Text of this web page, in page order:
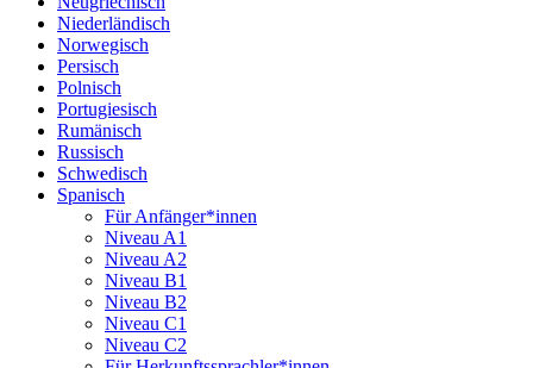
Niederländisch
Norwegisch
Persisch
Polnisch
Portugiesisch
Rumänisch
Russisch
Schwedisch
Spanisch
Für Anfänger*innen
Niveau A1
Niveau A2
Niveau B1
Niveau B2
Niveau C1
Niveau C2